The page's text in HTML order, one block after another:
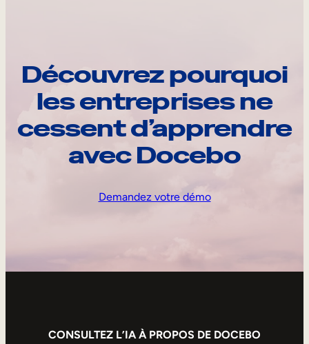
Découvrez pourquoi
les entreprises ne
cessent d’apprendre
avec Docebo
Demandez votre démo
CONSULTEZ L’IA À PROPOS DE DOCEBO